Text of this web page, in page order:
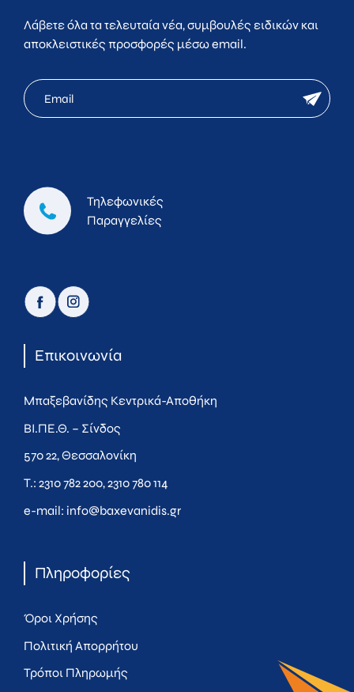
Λάβετε όλα τα τελευταία νέα, συμβουλές ειδικών και
αποκλειστικές προσφορές μέσω email.
mc
email
newsletter
Τηλεφωνικές
Παραγγελίες
facebookinstagram
Επικοινωνία
Μπαξεβανίδης Κεντρικά-Αποθήκη
ΒΙ.ΠΕ.Θ. – Σίνδος
570 22, Θεσσαλονίκη
Τ.: 2310 782 200,2310 780 114
e-mail: info@baxevanidis.gr
Πληροφορίες
Όροι Χρήσης
Πολιτική Απορρήτου
Τρόποι Πληρωμής